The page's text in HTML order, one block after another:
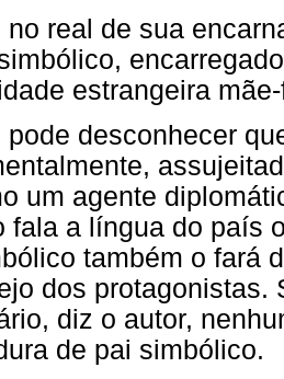
no real de sua
estrangeira
pode desconhecer
um agente
fala a língua do país
também o fará
dos protagonistas.
diz o autor,
de pai simbólico.